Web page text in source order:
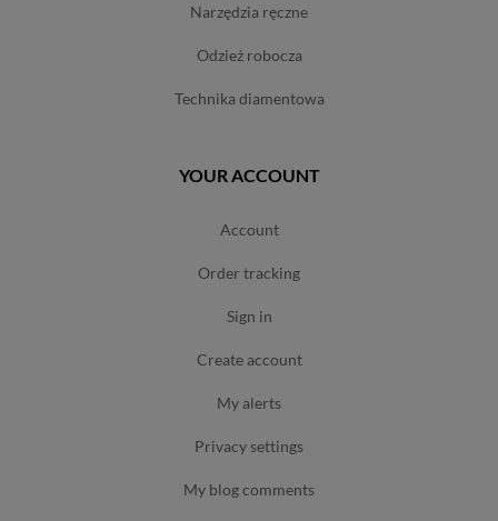
narzędzia ręczne
odzież robocza
technika diamentowa
YOUR ACCOUNT
account
order tracking
sign in
create account
my alerts
privacy settings
my blog comments